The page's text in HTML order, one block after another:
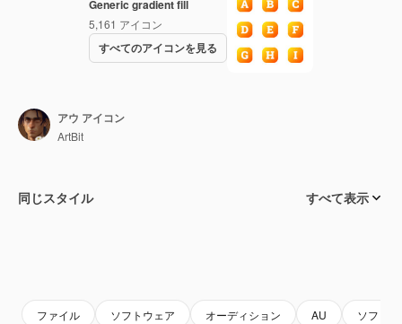
Generic gradient fill
5,161 アイコン
すべてのアイコンを見る
アウ アイコン
ArtBit
同じスタイル すべて表示
ファイル ソフトウェア オーディション AU ソフト